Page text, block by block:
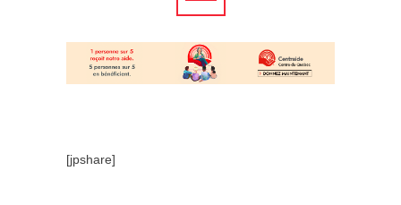
[jpshare]